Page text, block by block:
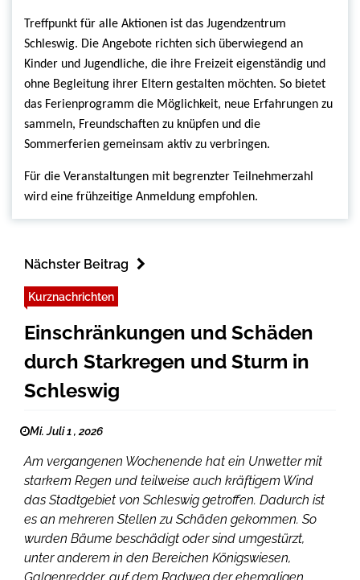
Treffpunkt für alle Aktionen ist das Jugendzentrum
Schleswig. Die Angebote richten sich überwiegend an
Kinder und Jugendliche, die ihre Freizeit eigenständig und
ohne Begleitung ihrer Eltern gestalten möchten. So bietet
das Ferienprogramm die Möglichkeit, neue Erfahrungen zu
sammeln, Freundschaften zu knüpfen und die
Sommerferien gemeinsam aktiv zu verbringen.
Für die Veranstaltungen mit begrenzter Teilnehmerzahl
wird eine frühzeitige Anmeldung empfohlen.
Nächster Beitrag
Kurznachrichten
Einschränkungen und Schäden
durch Starkregen und Sturm in
Schleswig
Mi. Juli 1 , 2026
Am vergangenen Wochenende hat ein Unwetter mit
starkem Regen und teilweise auch kräftigem Wind
das Stadtgebiet von Schleswig getroffen. Dadurch ist
es an mehreren Stellen zu Schäden gekommen. So
wurden Bäume beschädigt oder sind umgestürzt,
unter anderem in den Bereichen Königswiesen,